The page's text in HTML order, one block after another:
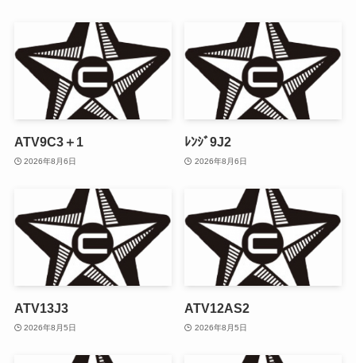
ATV9C3＋1
2026年8月6日
ﾚﾝｼﾞ9J2
2026年8月6日
ATV13J3
2026年8月5日
ATV12AS2
2026年8月5日